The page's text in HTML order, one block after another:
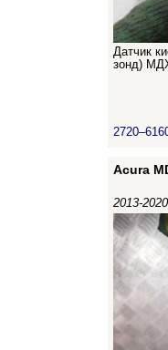
Датчик
зонд)
Acura
2013-